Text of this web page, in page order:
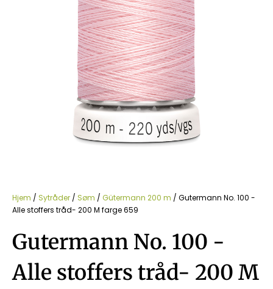
Hjem / Sytråder / Søm / Gütermann 200 m / Gutermann No. 100 -
Alle stoffers tråd- 200 M farge 659
Gutermann No. 100 -
Alle stoffers tråd- 200 M